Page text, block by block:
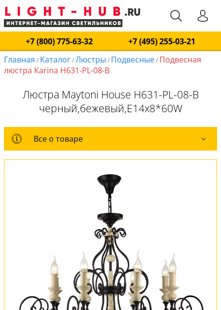
+7 (800) 775-63-32
+7 (495) 255-03-21
Главная / Каталог/Люстры / Подвесные/ Подвесная
люстра Karina H631-PL-08-B
Люстра Maytoni House H631-PL-08-B
черный,бежевый,E14x8*60W
Все о товаре
Все о товаре
Комплект лампочек
Оплата и доставка
Обмен и возврат
Установка
FAQ